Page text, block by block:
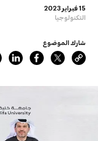
15 فبراير 2023
التكنولوجيا
شارك الموضوع